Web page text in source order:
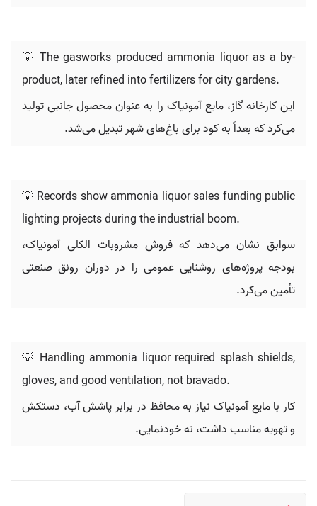
💡 The gasworks produced ammonia liquor as a by-
product, later refined into fertilizers for city gardens.
این کارخانه گاز، مایع آمونیاک را به عنوان محصول جانبی تولید
می‌کرد که بعداً به کود برای باغ‌های شهر تبدیل می‌شد.
💡 Records show ammonia liquor sales funding public
lighting projects during the industrial boom.
سوابق نشان می‌دهد که فروش مشروبات الکلی آمونیاک،
بودجه پروژه‌های روشنایی عمومی را در دوران رونق صنعتی
تأمین می‌کرد.
💡 Handling ammonia liquor required splash shields,
gloves, and good ventilation, not bravado.
کار با مایع آمونیاک نیاز به محافظ در برابر پاشش آب، دستکش
و تهویه مناسب داشت، نه خودنمایی.